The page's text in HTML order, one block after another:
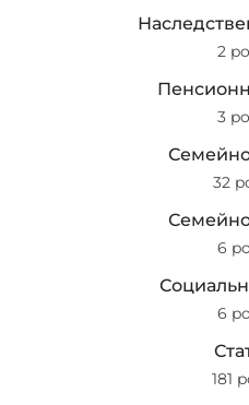
2
3
32
6
6
181